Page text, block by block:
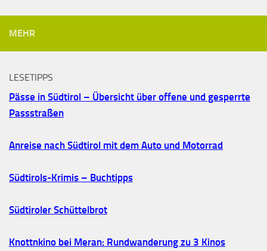
MEHR
LESETIPPS
Pässe in Südtirol – Übersicht über offene und gesperrte
Passstraßen
Anreise nach Südtirol mit dem Auto und Motorrad
Südtirols-Krimis – Buchtipps
Südtiroler Schüttelbrot
Knottnkino bei Meran: Rundwanderung zu 3 Kinos